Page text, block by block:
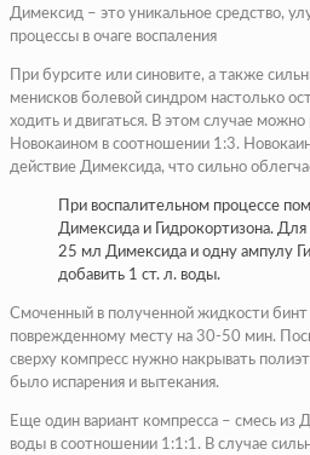
Димексид – это уникальное средство,
процессы в очаге воспаления
При бурсите или синовите, а также
менисков болевой синдром настолько
ходить и двигаться. В этом случае
Новокаином в соотношении 1:3.
действие Димексида, что сильно
При воспалительном процессе
Димексида и Гидрокортизона.
25 мл Димексида и одну ампулу
добавить 1 ст. л. воды.
Смоченный в полученной жидкости
поврежденному месту на 30-50 мин.
сверху компресс нужно накрывать
было испарения и вытекания.
Еще один вариант компресса – смесь из
воды в соотношении 1:1:1. В случае